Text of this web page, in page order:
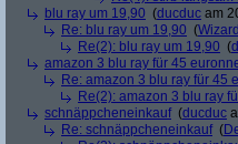
blu ray um 19,90 (ducduc am
Re: blu ray um 19,90 (
Re(2): blu ray um 19,90 (
amazon 3 blu ray für 45
Re: amazon 3 blu ray für 45
Re(2): amazon 3 blu ray
schnäppcheneinkauf(ducduc
Re: schnäppcheneinkauf(